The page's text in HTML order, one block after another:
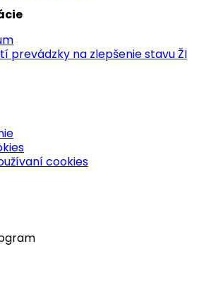
prevádzky na zlepšenie stavu ŽI
cookies